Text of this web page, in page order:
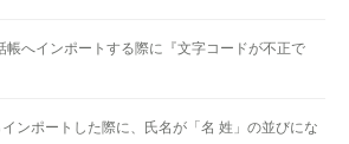
へインポートする際に『文字コードが不正で
ンポートした際に、氏名が「名 姓」の並びにな